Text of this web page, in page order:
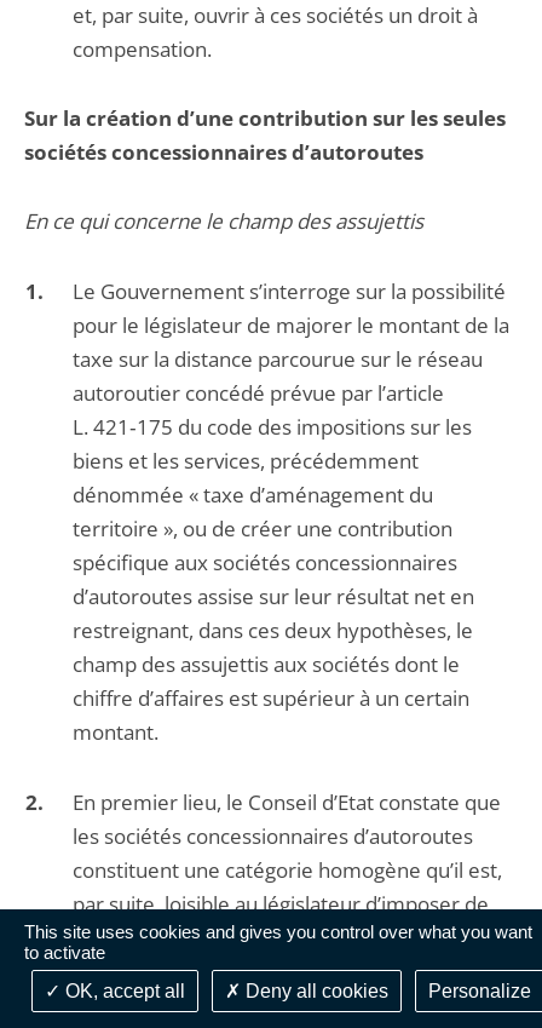
This site uses cookies and gives you control over what you want
to activate
OK, accept all
Deny all cookies Personalize
et, par suite, ouvrir à ces sociétés un droit à
compensation.
Sur la création d’une contribution sur les seules
sociétés concessionnaires d’autoroutes
En ce qui concerne le champ des assujettis
Le Gouvernement s’interroge sur la possibilité
pour le législateur de majorer le montant de la
taxe sur la distance parcourue sur le réseau
autoroutier concédé prévue par l’article
L. 421‑175 du code des impositions sur les
biens et les services, précédemment
dénommée « taxe d’aménagement du
territoire », ou de créer une contribution
spécifique aux sociétés concessionnaires
d’autoroutes assise sur leur résultat net en
restreignant, dans ces deux hypothèses, le
champ des assujettis aux sociétés dont le
chiffre d’affaires est supérieur à un certain
montant.
En premier lieu, le Conseil d’Etat constate que
les sociétés concessionnaires d’autoroutes
constituent une catégorie homogène qu’il est,
par suite, loisible au législateur d’imposer de
manière spécifique à des fins de rendement
budgétaire.